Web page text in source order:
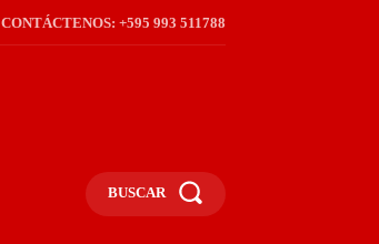
CONTÁCTENOS: +595 993 511788
BUSCAR